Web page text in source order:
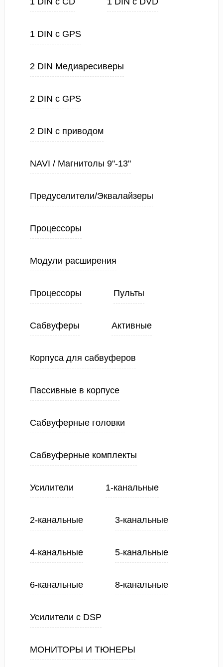
1 DIN с GPS
2 DIN Медиаресиверы
2 DIN с GPS
2 DIN с приводом
NAVI / Магнитолы 9"-13"
Предуселители/Эквалайзеры
Процессоры
Модули расширения
Процессоры Пульты
Сабвуферы Активные
Корпуса для сабвуферов
Пассивные в корпусе
Сабвуферные головки
Сабвуферные комплекты
Усилители 1-канальные
2-канальные 3-канальные
4-канальные 5-канальные
6-канальные 8-канальные
Усилители с DSP
МОНИТОРЫ И ТЮНЕРЫ